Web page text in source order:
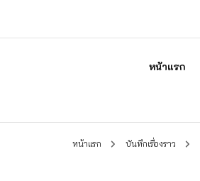
หน้าแรก
หน้าแรก บันทึกเรื่องราว